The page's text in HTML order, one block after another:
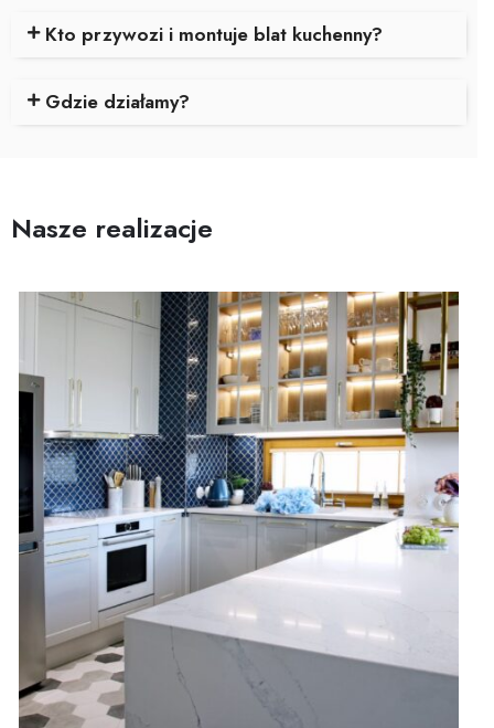
Kto przywozi i montuje blat kuchenny?
Gdzie działamy?
Nasze realizacje